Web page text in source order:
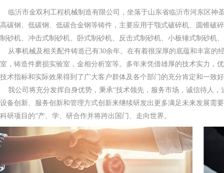
临沂市金双利工程机械制造有限公司，坐落于山东省临沂市河东区神
高碳钢、低碳钢、低碳合金钢等铸件，主要应用于颚式破碎机、圆锥破
制砂机、冲击式制砂机、卧式制砂机、反击式制砂机、小板锤式制砂机
从事机械及相关配件铸造已有30余年。在有着很深厚的底蕴和丰富的
室，铸造件磨损实验室，金相分析室等。多年来凭借雄厚的技术实力，
技术指标和实际效果得到了广大客户群体及各个部门的充分肯定和一致
我公司将充分发挥自身优势，秉承“技术领先，服务市场，诚信待人
设备创新、服务创新和管理方式创新来继续研发出更多满足未来发展需
科研项目的“产、学、研合作并将跨出国门、走向世界。